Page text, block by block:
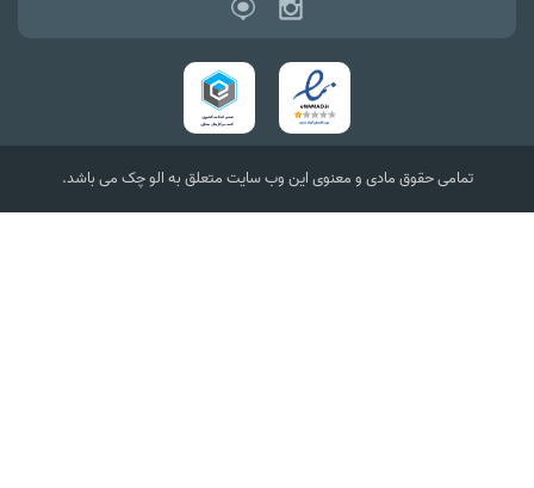
تمامی حقوق مادی و معنوی این وب سایت متعلق به الو چک می باشد.